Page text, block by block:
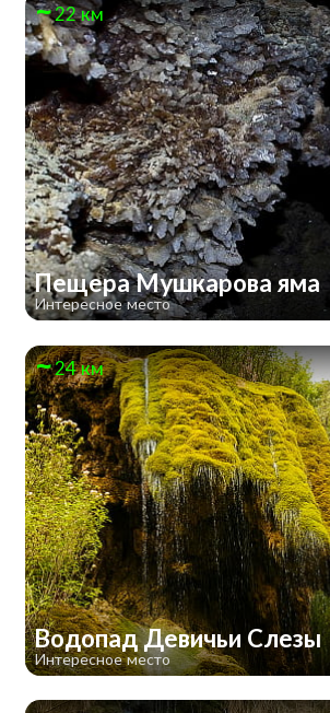
22 км
Пещера Мушкарова яма
Интересное место
24 км
Водопад Девичьи Слезы
Интересное место